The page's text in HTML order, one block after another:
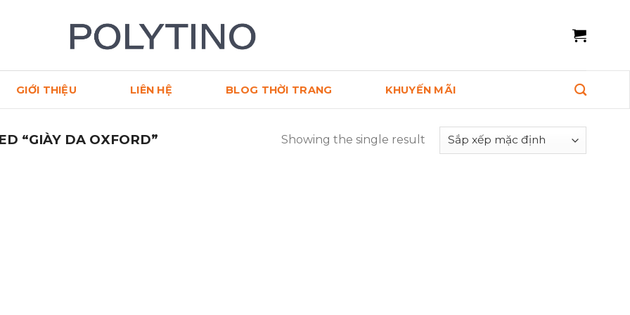
GIỚI THIỆU LIÊN HỆ BLOG THỜI TRANG KHUYẾN MÃI
“GIÀY DA OXFORD” Showing the single result